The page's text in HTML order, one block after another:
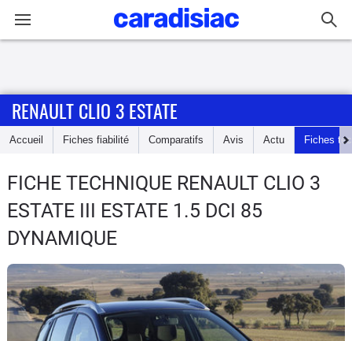
Accueil
Essais
Guide
d'achat
Electriques
Utilitaires
RENAULT CLIO 3 ESTATE
Accueil Fiches fiabilité Comparatifs Avis Actu Fiches
FICHE TECHNIQUE RENAULT CLIO 3
ESTATE III ESTATE 1.5 DCI 85
DYNAMIQUE